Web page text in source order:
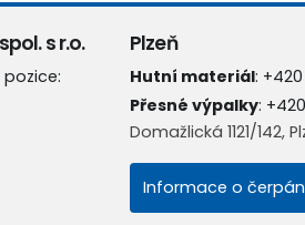
s r.o. Plzeň
Hutní materiál:
Přesné výpalky:
Domažlická 1121/142,
Informace o